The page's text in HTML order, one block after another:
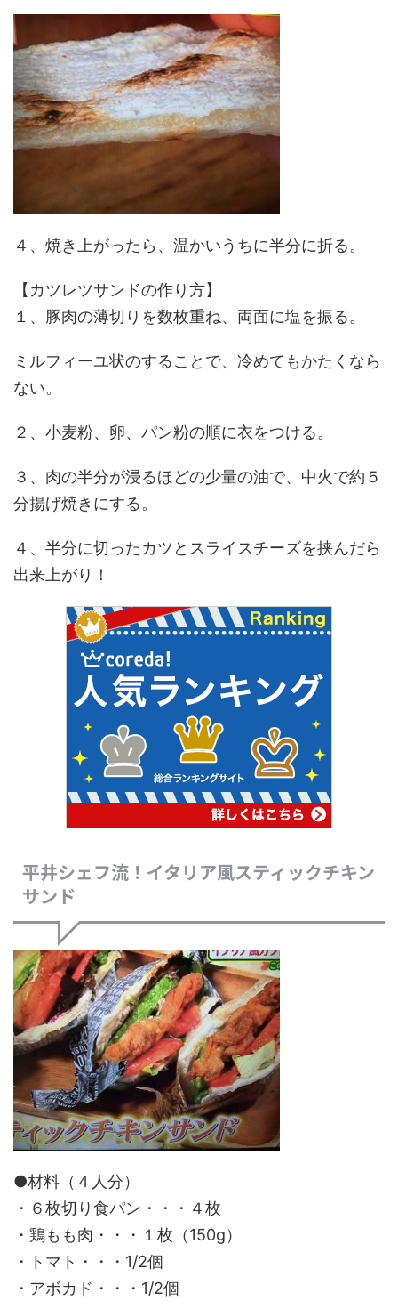
４、焼き上がったら、温かいうちに半分に折る。
【カツレツサンドの作り方】
１、豚肉の薄切りを数枚重ね、両面に塩を振る。
ミルフィーユ状のすることで、冷めてもかたくなら
ない。
２、小麦粉、卵、パン粉の順に衣をつける。
３、肉の半分が浸るほどの少量の油で、中火で約５
分揚げ焼きにする。
４、半分に切ったカツとスライスチーズを挟んだら
出来上がり！
平井シェフ流！イタリア風スティックチキン
サンド
●材料（４人分）
・６枚切り食パン・・・４枚
・鶏もも肉・・・１枚（150g）
・トマト・・・1/2個
・アボカド・・・1/2個